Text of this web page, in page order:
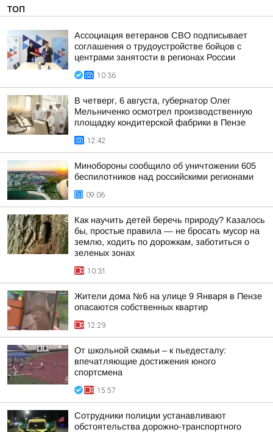
ТОП
Ассоциация ветеранов СВО подписывает
соглашения о трудоустройстве бойцов с
центрами занятости в регионах России
10:36
В четверг, 6 августа, губернатор Олег
Мельниченко осмотрел производственную
площадку кондитерской фабрики в Пензе
12:42
Минобороны сообщило об уничтожении 605
беспилотников над российскими регионами
09:06
Как научить детей беречь природу? Казалось
бы, простые правила — не бросать мусор на
землю, ходить по дорожкам, заботиться о
зеленых зонах
10:31
Жители дома №6 на улице 9 Января в Пензе
опасаются собственных квартир
12:29
От школьной скамьи – к пьедесталу:
впечатляющие достижения юного
спортсмена
15:57
Сотрудники полиции устанавливают
обстоятельства дорожно-транспортного